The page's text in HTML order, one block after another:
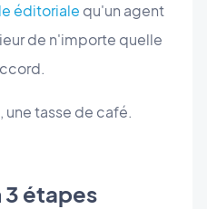
éditoriale qu'un agent
de n'importe quelle
tasse de café.
3 étapes